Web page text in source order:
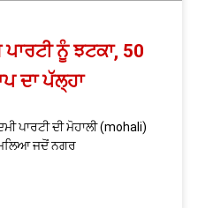
ਨੂੰ ਝਟਕਾ, 50
ਦਾ ਪੱਲ੍ਹਾ
ਪਾਰਟੀ ਦੀ ਮੋਹਾਲੀ (mohali)
ਜਦੋਂ ਨਗਰ